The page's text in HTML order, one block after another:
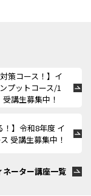
策コース！】イ
プットコース/1
講生募集中！
！】令和8年度 イ
受講生募集中！
ネーター講座一覧